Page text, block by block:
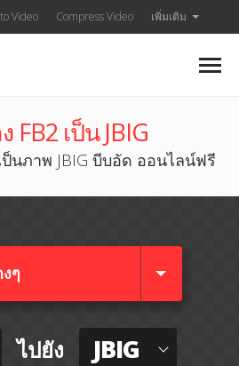
Video Compress Video เพิ่มเติม
FB2 เป็น JBIG
ป็นภาพ JBIG บีบอัด ออนไลน์ฟรี
ๆ​
ไปยัง JBIG